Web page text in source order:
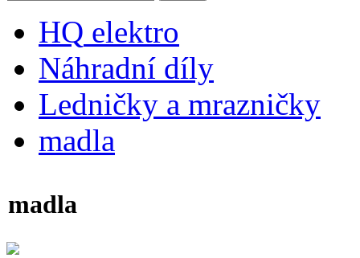
HQ elektro
Náhradní díly
Ledničky a mrazničky
madla
madla